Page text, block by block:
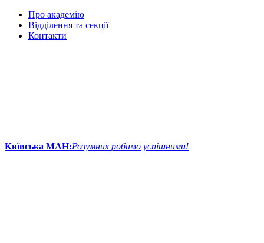
Про академію
Відділення та секції
Контакти
Київська МАН:Розумних робимо успішними!